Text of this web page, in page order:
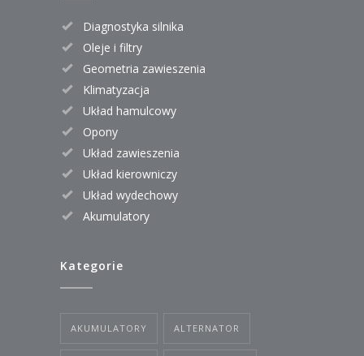
Diagnostyka silnika
Oleje i filtry
Geometria zawieszenia
Klimatyzacja
Układ hamulcowy
Opony
Układ zawieszenia
Układ kierowniczy
Układ wydechowy
Akumulatory
Kategorie
AKUMULATORY ALTERNATOR